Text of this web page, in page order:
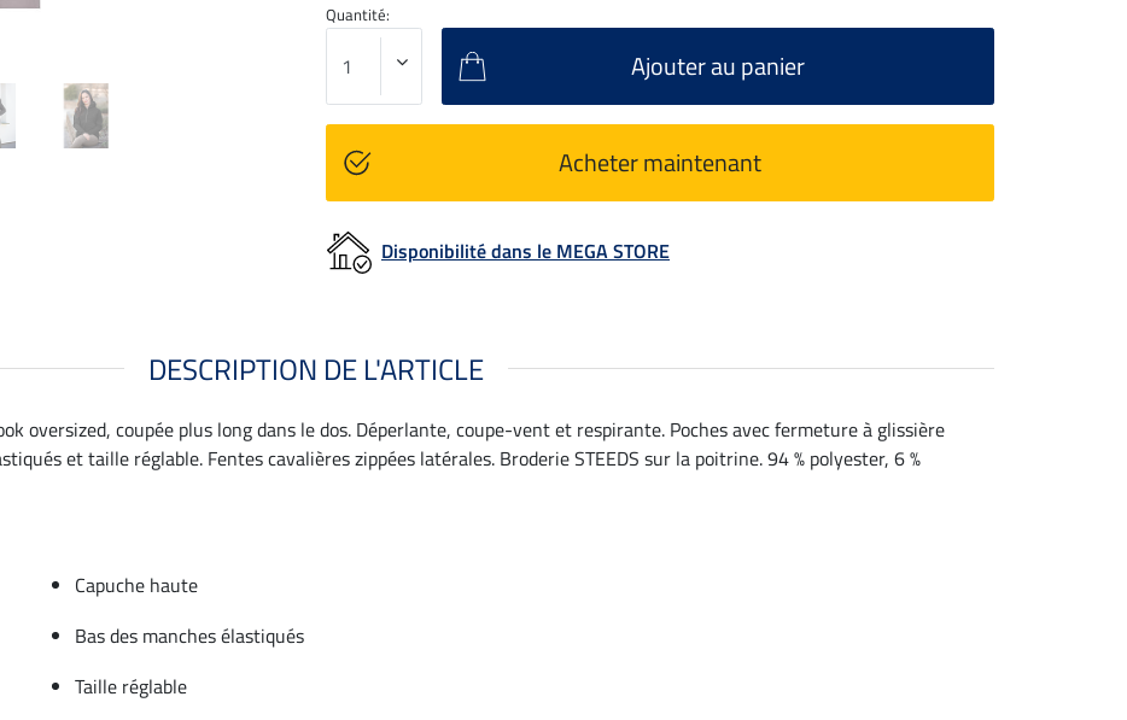
Quantité:
Ajouter au panier
Acheter maintenant
Disponibilité dans le MEGA STORE
DESCRIPTION DE L'ARTICLE
oversized, coupée plus long dans le dos. Déperlante, coupe-vent et respirante. Poches avec fermeture à glissière
et taille réglable. Fentes cavalières zippées latérales. Broderie STEEDS sur la poitrine. 94 % polyester, 6 %
Capuche haute
Bas des manches élastiqués
Taille réglable